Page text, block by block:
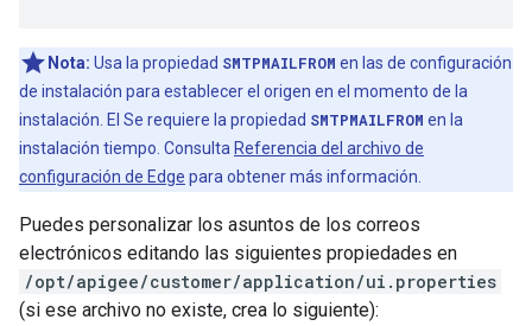
Nota: Usa la propiedad SMTPMAILFROM en las de configuración
de instalación para establecer el origen en el momento de la
instalación. El Se requiere la propiedad SMTPMAILFROM en la
instalación tiempo. Consulta Referencia del archivo de
configuración de Edge para obtener más información.
Puedes personalizar los asuntos de los correos
electrónicos editando las siguientes propiedades en
/opt/apigee/customer/application/ui.properties
(si ese archivo no existe, crea lo siguiente):